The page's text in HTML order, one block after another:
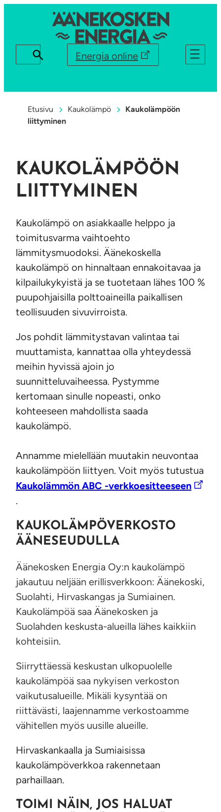
Energia online
Etusivu Kaukolämpö
Kaukolämpöön
liittyminen
KAUKOLÄMPÖÖN
LIITTYMINEN
Kaukolämpö on asiakkaalle helppo ja
toimitusvarma vaihtoehto
lämmitysmuodoksi. Äänekoskella
kaukolämpö on hinnaltaan ennakoitavaa ja
kilpailukykyistä ja se tuotetaan lähes 100 %
puupohjaisilla polttoaineilla paikallisen
teollisuuden sivuvirroista.
Jos pohdit lämmitystavan valintaa tai
muuttamista, kannattaa olla yhteydessä
meihin hyvissä ajoin jo
suunnitteluvaiheessa. Pystymme
kertomaan sinulle nopeasti, onko
kohteeseen mahdollista saada
kaukolämpö.
Annamme mielellään muutakin neuvontaa
kaukolämpöön liittyen. Voit myös tutustua
Kaukolämmön ABC -verkkoesitteeseen
.
KAUKOLÄMPÖVERKOSTO
ÄÄNESEUDULLA
Äänekosken Energia Oy:n kaukolämpö
jakautuu neljään erillisverkkoon: Äänekoski,
Suolahti, Hirvaskangas ja Sumiainen.
Kaukolämpöä saa Äänekosken ja
Suolahden keskusta-alueilla lähes kaikkiin
kohteisiin.
Siirryttäessä keskustan ulkopuolelle
kaukolämpöä saa nykyisen verkoston
vaikutusalueille. Mikäli kysyntää on
riittävästi, laajennamme verkostoamme
vähitellen myös uusille alueille.
Hirvaskankaalla ja Sumiaisissa
kaukolämpöverkkoa rakennetaan
parhaillaan.
TOIMI NÄIN, JOS HALUAT